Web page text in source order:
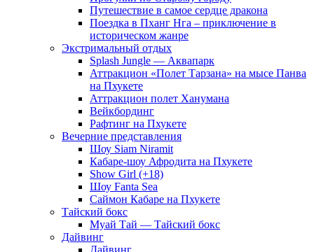
Путешествие в самое сердце дракона
Поездка в Пханг Нга – приключение в
историческом жанре
Экстримальный отдых
Splash Jungle — Аквапарк
Аттракцион «Полет Тарзана» на мысе Панва
на Пхукете
Аттракцион полет Ханумана
Вейкбординг
Рафтинг на Пхукете
Вечерние представления
Шоу Siam Niramit
Кабаре-шоу Афродита на Пхукете
Show Girl (+18)
Шоу Fanta Sea
Саймон Кабаре на Пхукете
Тайский бокс
Муай Тай — Тайский бокс
Дайвинг
Дайвинг